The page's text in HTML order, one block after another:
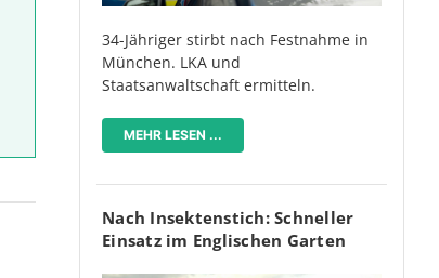
34-Jähriger stirbt nach Festnahme in
München. LKA und
Staatsanwaltschaft ermitteln.
MEHR LESEN ...
Nach Insektenstich: Schneller
Einsatz im Englischen Garten